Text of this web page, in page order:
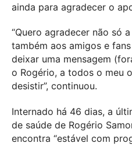
ainda para agradecer o
“Quero agradecer não só
também aos amigos e
deixar uma mensagem
o Rogério, a todos o meu
desistir”, continuou.
Internado há 46 dias, a
de saúde de Rogério
encontra “estável com